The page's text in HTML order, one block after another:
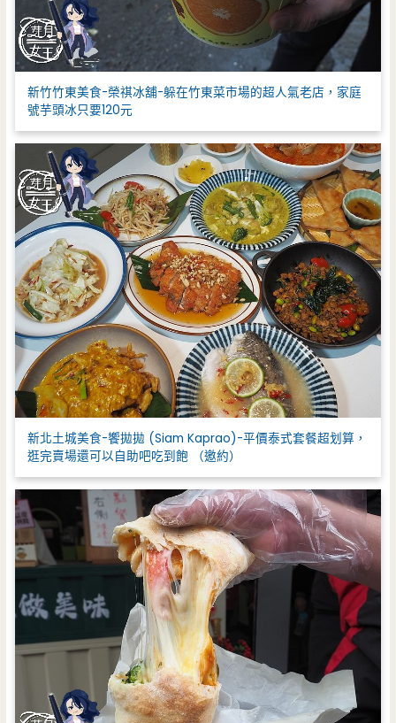
新竹竹東美食-榮祺冰舖-躲在竹東菜市場的超人氣老店，家庭
號芋頭冰只要120元
新北土城美食-饗拋拋 (Siam Kaprao)-平價泰式套餐超划算，
逛完賣場還可以自助吧吃到飽 （邀約）